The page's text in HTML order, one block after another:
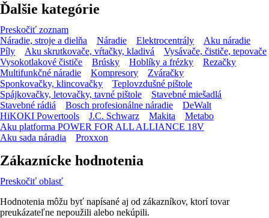
Ďalšie kategórie
Preskočiť zoznam
Náradie, stroje a dielňa
Náradie Elektrocentrály
Aku náradie
Píly
Aku skrutkovače, vŕtačky, kladivá
Vysávače, čističe, tepovače
Vysokotlakové čističe
Brúsky Hoblíky a frézky
Rezačky
Multifunkčné náradie
Kompresory
Zváračky
Sponkovačky, klincovačky
Teplovzdušné pištole
Spájkovačky, letovačky, tavné pištole
Stavebné miešadlá
Stavebné rádiá
Bosch profesionálne náradie
DeWalt
HiKOKI Powertools
J.C. Schwarz Makita
Metabo
Aku platforma POWER FOR ALL ALLIANCE 18V
Aku sada náradia
Proxxon
Zákaznícke hodnotenia
Preskočiť oblasť
Hodnotenia môžu byť napísané aj od zákazníkov, ktorí tovar
preukázateľne nepoužili alebo nekúpili.